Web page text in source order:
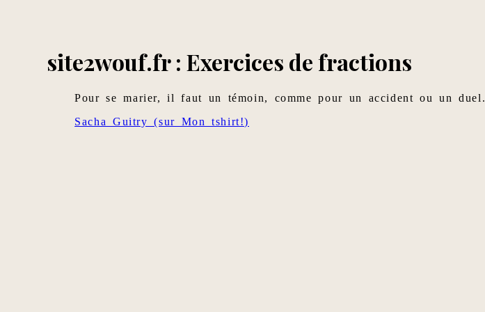
site2wouf.fr : Exercices de fractions
Pour se marier, il faut un témoin, comme pour un accident ou un duel.
Sacha Guitry (sur Mon tshirt!)